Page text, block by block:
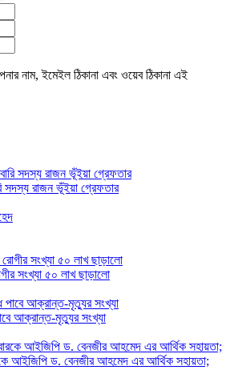
নাম, ইমেইল ঠিকানা এবং ওয়েব ঠিকানা এই
সদস্য রাজন ভূঁইয়া গ্রেফতার
সংখ্যা ৫০ লাখ ছাড়ালো
আক্রান্ত-মৃত্যুর সংখ্যা
আইজিপি ড. বেনজীর আহমেদ এর আর্থিক সহায়তা;